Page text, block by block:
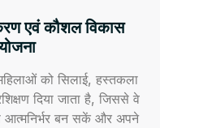
एवं कौशल विकास
को सिलाई, हस्तकला
दिया जाता है, जिससे वे
आत्मनिर्भर बन सकें और अपने